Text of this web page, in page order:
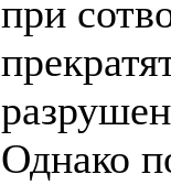
при
Однако